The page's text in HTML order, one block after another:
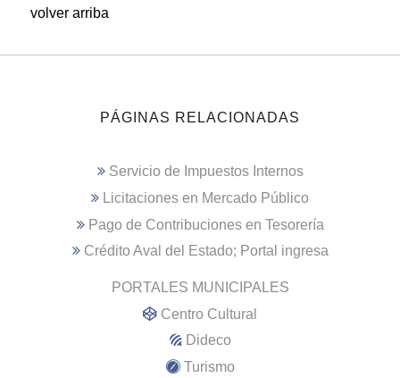
volver arriba
PÁGINAS RELACIONADAS
Servicio de Impuestos Internos
Licitaciones en Mercado Público
Pago de Contribuciones en Tesorería
Crédito Aval del Estado; Portal ingresa
PORTALES MUNICIPALES
Centro Cultural
Dideco
Turismo